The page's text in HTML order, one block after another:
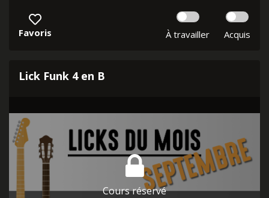
Favoris À travailler Acquis
Lick Funk 4 en B
Cours réservé